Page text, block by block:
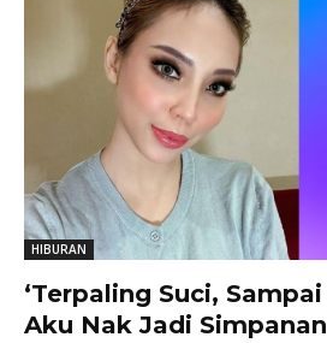
HIBURAN
‘Terpaling Suci,
Aku Nak Jadi